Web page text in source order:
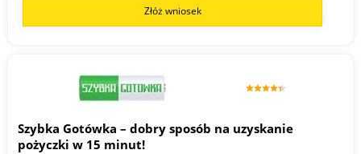
Złóż wniosek
Szybka Gotówka – dobry sposób na uzyskanie
pożyczki w 15 minut!